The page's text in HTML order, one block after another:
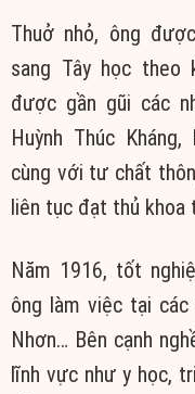
Thuở nhỏ, ông
sang Tây học theo
được gần gũi các
Huỳnh Thúc
cùng với tư chất
liên tục đạt thủ khoa
Năm 1916, tốt
ông làm việc tại các
Nhơn… Bên cạnh
lĩnh vực như y học,